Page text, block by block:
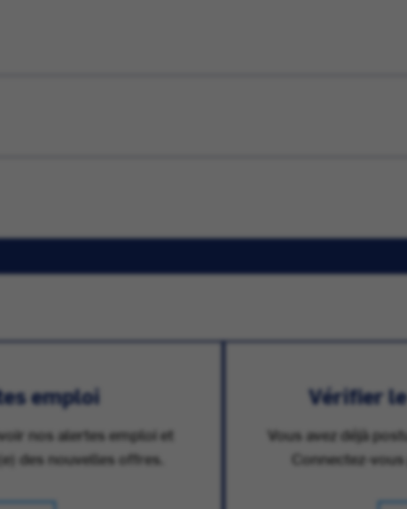
emploi
nos alertes emploi et
des nouvelles offres.
Vérifier
Vous avez déjà
Connectez-